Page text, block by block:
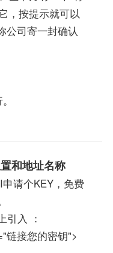
，按提示就可以
公司寄一封确认
行。
和地址名称
请个KEY，免费
引入 ：
链接您的密钥">